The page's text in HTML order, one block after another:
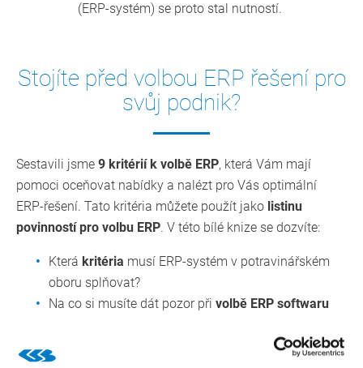
(ERP-systém) se proto stal nutností.
Stojíte před volbou ERP řešení pro
svůj podnik?
Sestavili jsme 9 kritérií k volbě ERP, která Vám mají
pomoci oceňovat nabídky a nalézt pro Vás optimální
ERP-řešení. Tato kritéria můžete použít jako listinu
povinností pro volbu ERP. V této bílé knize se dozvíte:
Která kritéria musí ERP-systém v potravinářském
oboru splňovat?
Na co si musíte dát pozor při volbě ERP softwaru